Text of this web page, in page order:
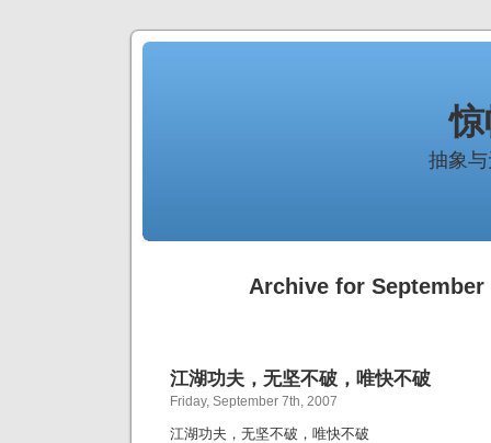
抽象
Archive for September
江湖功夫，无坚不破，唯快不破
Friday, September 7th, 2007
江湖功夫，无坚不破，唯快不破